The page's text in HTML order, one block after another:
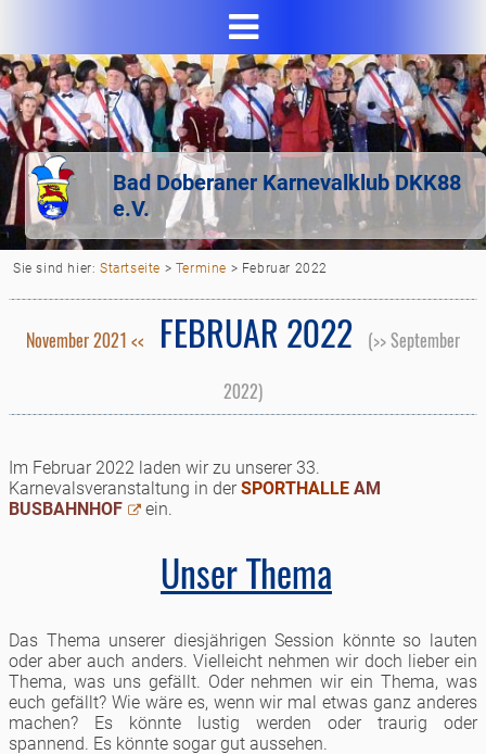
Bad Doberaner Karnevalklub DKK88
e.V.
Sie sind hier: Startseite > Termine > Februar 2022
November 2021 << FEBRUAR 2022
(>> September
2022)
Im Februar 2022 laden wir zu unserer 33.
Karnevalsveranstaltung in derSPORTHALLE AM
BUSBAHNHOF
ein.
Unser Thema
Das Thema unserer diesjährigen Session könnte so lauten
oder aber auch anders. Vielleicht nehmen wir doch lieber ein
Thema, was uns gefällt. Oder nehmen wir ein Thema, was
euch gefällt? Wie wäre es, wenn wir mal etwas ganz anderes
machen? Es könnte lustig werden oder traurig oder
spannend. Es könnte sogar gut aussehen.